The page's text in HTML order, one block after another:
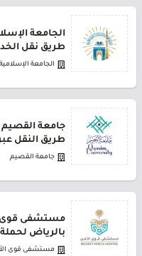
الجامعة
طريق نقل
الجامعة الإسلامية
طريق النقل
جامعة القصيم
مستشفى قوى
بالرياض لحملة
مستشفى قوى